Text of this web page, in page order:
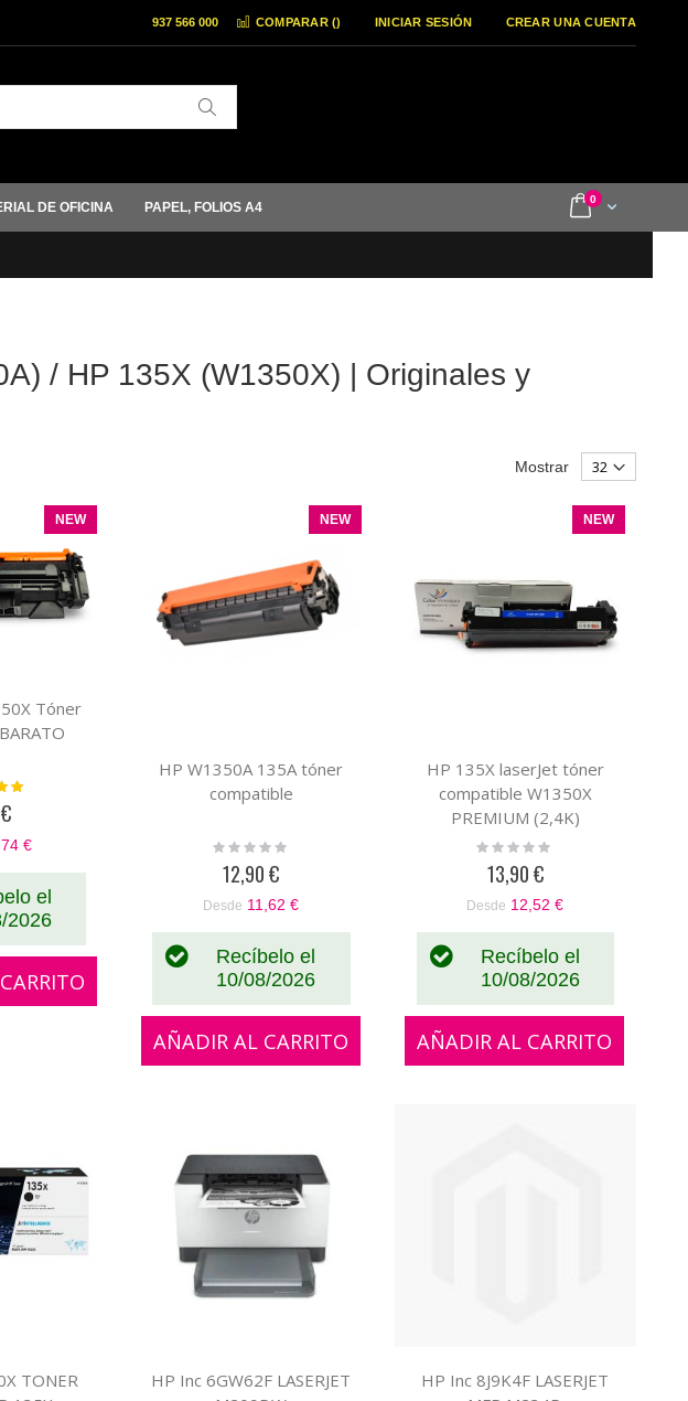
COMPARAR () INICIAR SESIÓN CREAR UNA CUENTA
937 566 000
Cart
0items
DE OFICINA PAPEL, FOLIOS A4
/ HP 135X (W1350X) | Originales y
Mostrar
NEW
Tóner
€
el
2026
NEW
HP W1350A 135A tóner
compatible
Rating:
12,90 €
Desde 11,62 €
Recíbelo el
10/08/2026
AÑADIR AL CARRITO
NEW
HP 135X laserJet tóner
compatible W1350X
PREMIUM (2,4K)
Rating:
13,90 €
Desde 12,52 €
Recíbelo el
10/08/2026
AÑADIR AL CARRITO
TONER
HP Inc 6GW62F LASERJET
HP Inc 8J9K4F LASERJET